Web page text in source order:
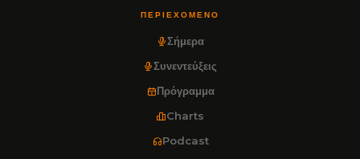
ΠΕΡΙΕΧΌΜΕΝΟ
Σήμερα
Συνεντεύξεις
Πρόγραμμα
Charts
Podcast